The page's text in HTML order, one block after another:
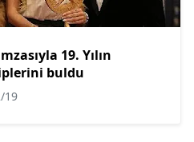
19. Yılın
buldu
19